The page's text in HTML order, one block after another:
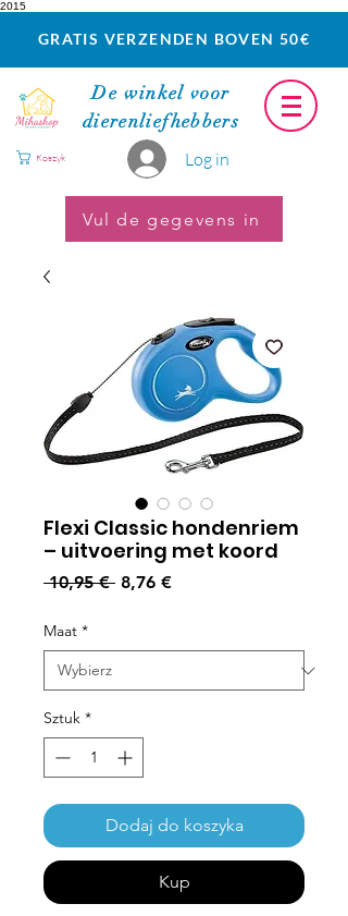
2015
GRATIS VERZENDEN BOVEN 50€
De winkel voor
dierenliefhebbers
Log in
Koszyk
Vul de gegevens in
Flexi Classic hondenriem
– uitvoering met koord
10,95 € Regularna cena
8,76 €Cena Rabatowa
Maat *
Sztuk *
Dodaj do koszyka
Kup